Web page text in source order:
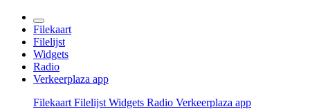
Filekaart
Filelijst
Widgets
Radio
Verkeerplaza app
Filekaart Filelijst Widgets Radio Verkeerplaza app